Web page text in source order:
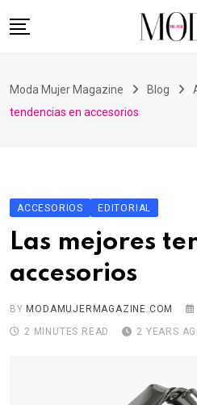
to
Nuestras Revistas
Contacto
Moda Mujer Magazine Blog
tendencias en accesorios
ACCESORIOS EDITORIAL
Las mejores
accesorios
BY MODAMUJERMAGAZINE.COM
2 MINUTES READ
2 YEARS